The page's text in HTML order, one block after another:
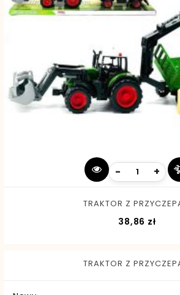
- +
TRAKTOR Z
38,86 zł
TRAKTOR Z